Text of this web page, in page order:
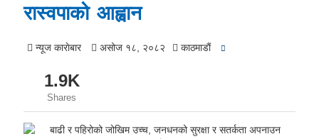
रास्वपाको आह्वान
न्यूज काराेबार असोज १८, २०८२ काठमाडाैं
1.9K
Shares